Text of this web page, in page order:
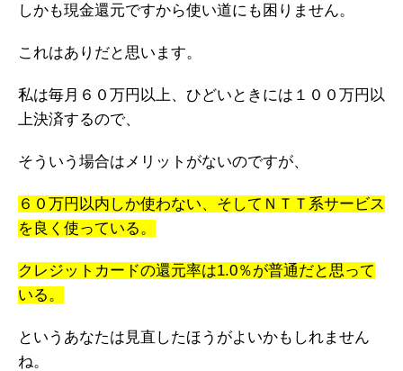
しかも現金還元ですから使い道にも困りません。
これはありだと思います。
私は毎月６０万円以上、ひどいときには１００万円以
上決済するので、
そういう場合はメリットがないのですが、
６０万円以内しか使わない、そしてＮＴＴ系サービス
を良く使っている。
クレジットカードの還元率は1.0％が普通だと思って
いる。
というあなたは見直したほうがよいかもしれません
ね。